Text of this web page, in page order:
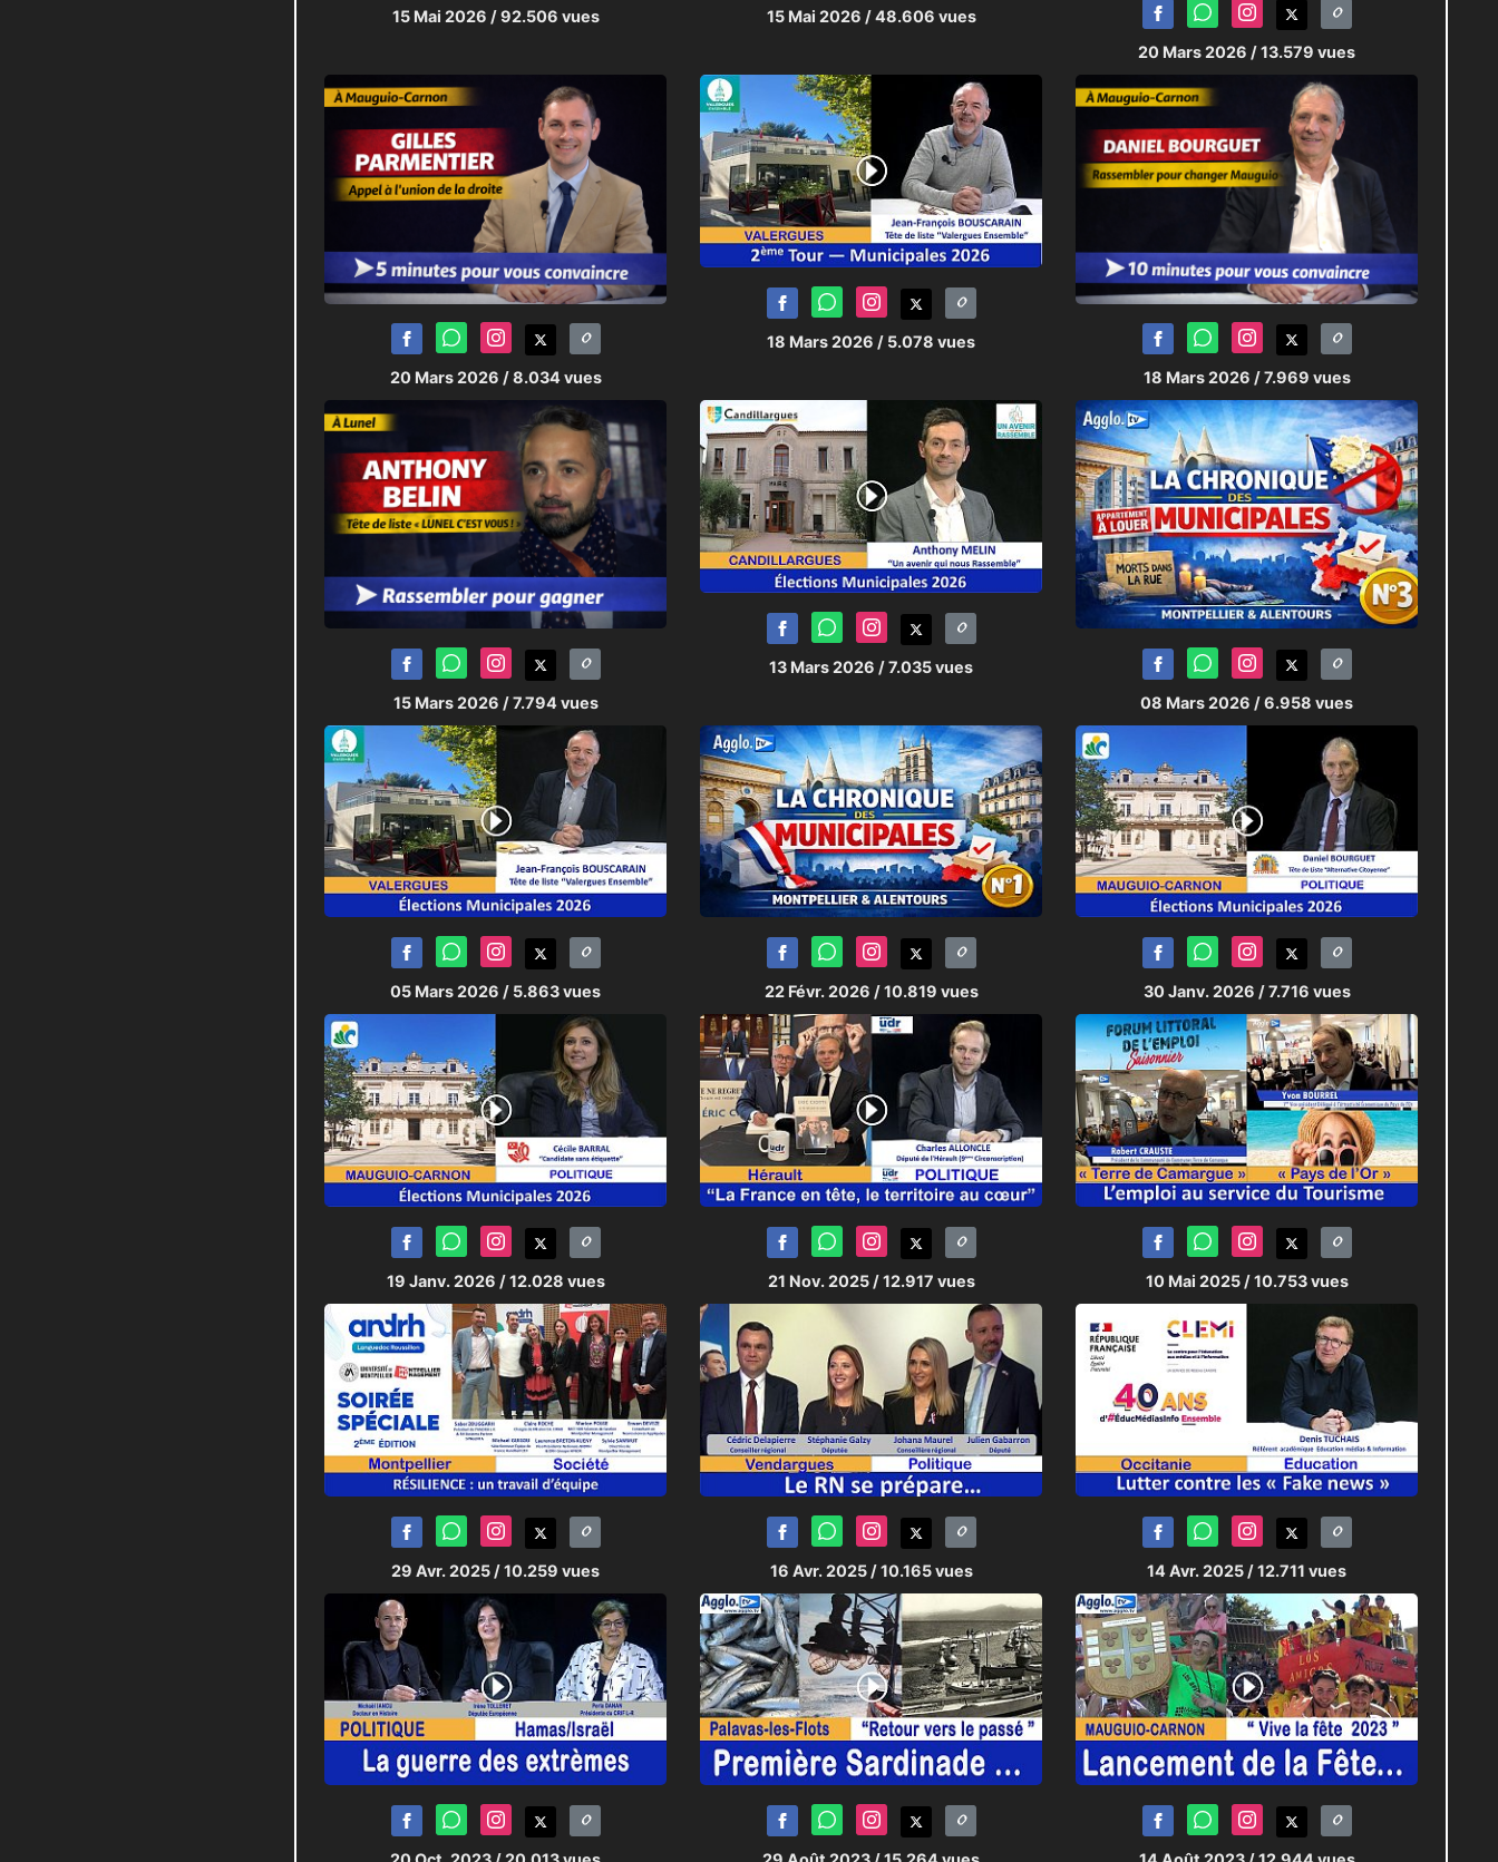
15 Mai 2026 / 92.506 vues 15 Mai 2026 / 48.606 vues
20 Mars 2026 / 13.579 vues
20 Mars 2026 / 8.034 vues
18 Mars 2026 / 5.078 vues
18 Mars 2026 / 7.969 vues
15 Mars 2026 / 7.794 vues
13 Mars 2026 / 7.035 vues
08 Mars 2026 / 6.958 vues
05 Mars 2026 / 5.863 vues 22 Févr. 2026 / 10.819 vues 30 Janv. 2026 / 7.716 vues
19 Janv. 2026 / 12.028 vues 21 Nov. 2025 / 12.917 vues 10 Mai 2025 / 10.753 vues
29 Avr. 2025 / 10.259 vues 16 Avr. 2025 / 10.165 vues 14 Avr. 2025 / 12.711 vues